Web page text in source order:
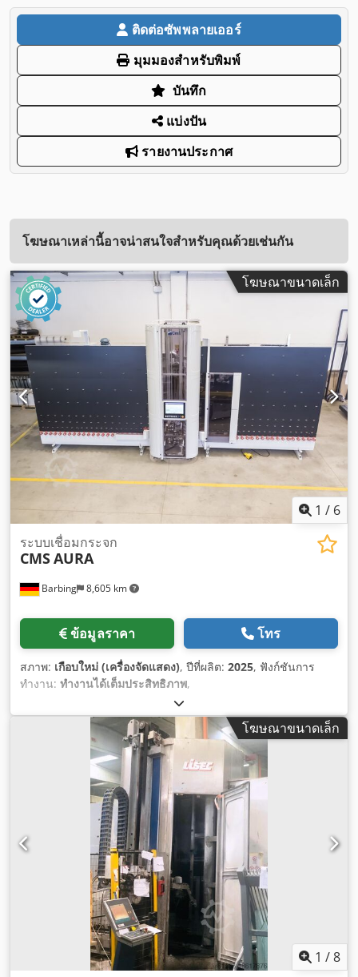
ติดต่อซัพพลายเออร์
มุมมองสำหรับพิมพ์
บันทึก
แบ่งปัน
รายงานประกาศ
โฆษณาเหล่านี้อาจน่าสนใจสำหรับคุณด้วยเช่นกัน
โฆษณาขนาดเล็ก
1 / 6
Barbing 8,605 km
ระบบเชื่อมกระจก
CMSAURA
ข้อมูลราคา โทร
สภาพ: เกือบใหม่ (เครื่องจัดแสดง), ปีที่ผลิต: 2025, ฟังก์ชันการ
ทำงาน: ทำงานได้เต็มประสิทธิภาพ,
โฆษณาขนาดเล็ก
1 /8